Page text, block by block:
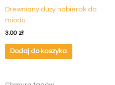
Drewniany duży nabierak do
miodu
3.00 zł
Dodaj do koszyka